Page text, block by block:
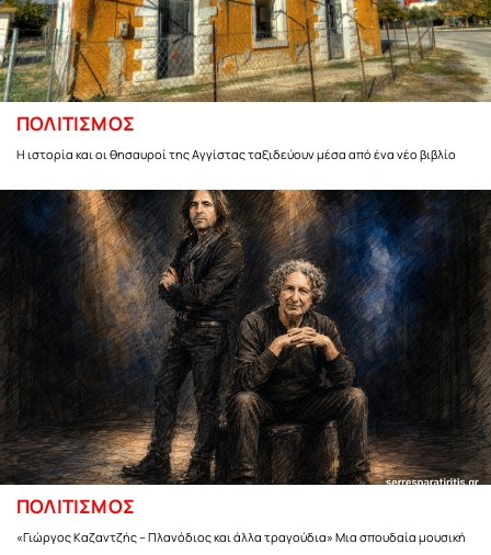
ΠΟΛΙΤΙΣΜΟΣ
Η ιστορία και οι θησαυροί της Αγγίστας ταξιδεύουν μέσα από ένα νέο βιβλίο
ΠΟΛΙΤΙΣΜΟΣ
«Γιώργος Καζαντζής – Πλανόδιος και άλλα τραγούδια» Μια σπουδαία μουσική